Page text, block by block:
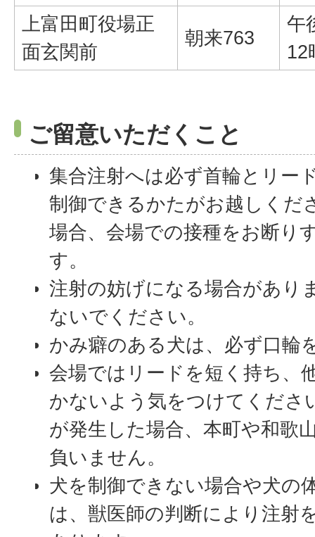
上富田町役場正
面玄関前
朝来763
午
12
ご留意いただくこと
集合注射へは必ず首輪とリー
制御できるかたがお越しくだ
場合、会場での接種をお断り
す。
注射の妨げになる場合があり
ないでください。
かみ癖のある犬は、必ず口輪
会場ではリードを短く持ち、
かないよう気をつけてくださ
が発生した場合、本町や和歌
負いません。
犬を制御できない場合や犬の
は、獣医師の判断により注射